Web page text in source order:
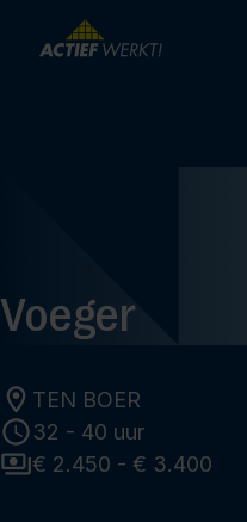
Voeger
TEN BOER
32 - 40 uur
€ 2.450 - € 3.400